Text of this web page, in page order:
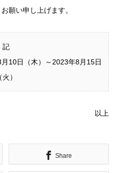
願い申し上げます。
記
10日（木）～2023年8月15日
（火）
以上
Share